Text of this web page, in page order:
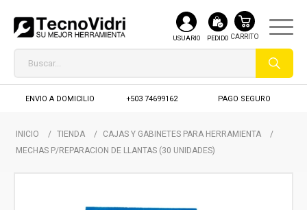
USUARIO PEDIDO
ENVIO A DOMICILIO +503 74699162 PAGO SEGURO
INICIO / TIENDA / CAJAS Y GABINETES PARA HERRAMIENTA
/
MECHAS P/REPARACION DE LLANTAS (30 UNIDADES)